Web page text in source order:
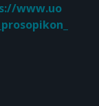
www.uo